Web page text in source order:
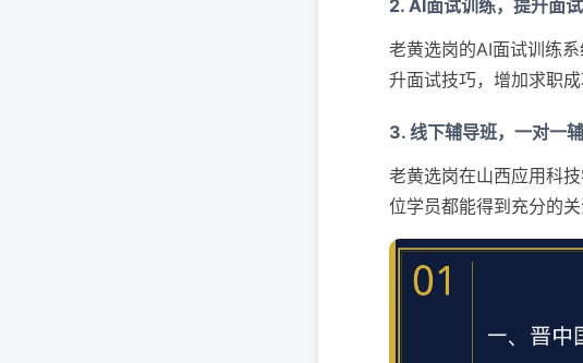
2. AI面试训练，提升面
老黄选岗的AI面试训练
升面试技巧，增加求职成
3. 线下辅导班，一对一
老黄选岗在山西应用科
位学员都能得到充分的关